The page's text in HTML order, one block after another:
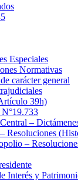
Especiales
Normativas
carácter general
39h)
–
Resoluciones
–
Interés y